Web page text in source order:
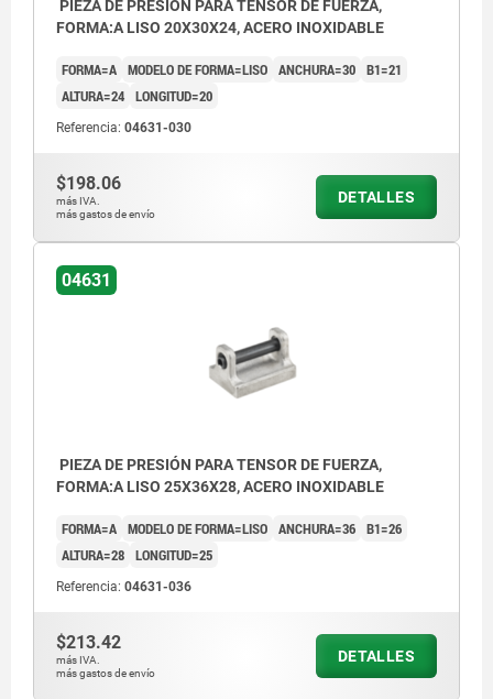
PIEZA DE PRESIÓN PARA TENSOR DE FUERZA,
FORMA:A LISO 20X30X24, ACERO INOXIDABLE
FORMA=A MODELO DE FORMA=LISO ANCHURA=30 B1=21
ALTURA=24 LONGITUD=20
Referencia: 04631-030
$198.06
más IVA.
más gastos de envío
DETALLES
04631
PIEZA DE PRESIÓN PARA TENSOR DE FUERZA,
FORMA:A LISO 25X36X28, ACERO INOXIDABLE
FORMA=A MODELO DE FORMA=LISO ANCHURA=36 B1=26
ALTURA=28 LONGITUD=25
Referencia: 04631-036
$213.42
más IVA.
más gastos de envío
DETALLES